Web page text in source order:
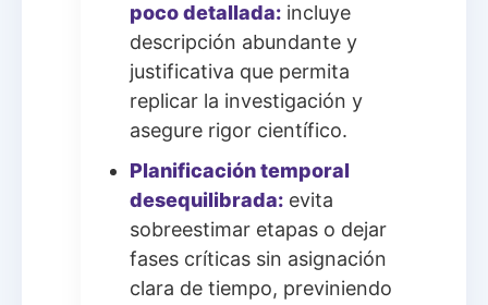
poco detallada: incluye
descripción abundante y
justificativa que permita
replicar la investigación y
asegure rigor científico.
Planificación temporal
desequilibrada: evita
sobreestimar etapas o dejar
fases críticas sin asignación
clara de tiempo, previniendo